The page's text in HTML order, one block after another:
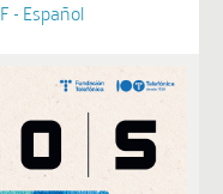
- Español